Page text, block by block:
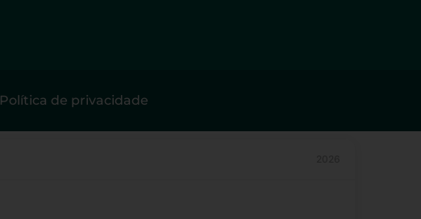
Política de privacidade